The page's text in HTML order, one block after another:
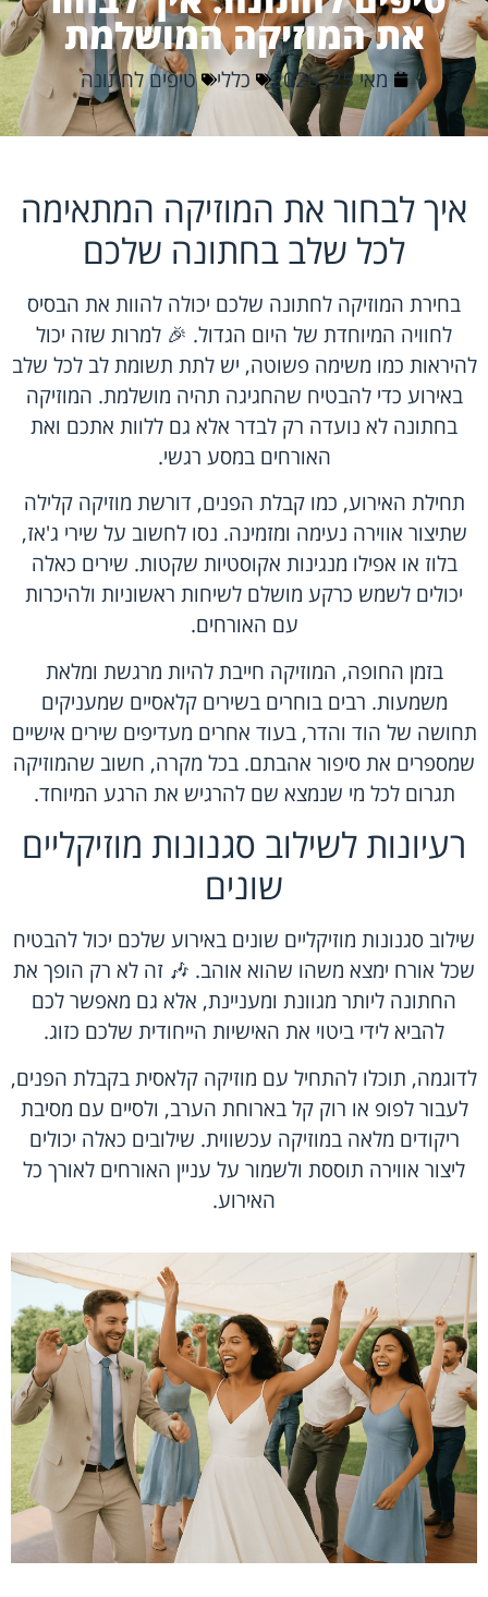
את המוזיקה המושלמת
מאי 25, 2026 כללי טיפים לחתונה
איך לבחור את המוזיקה המתאימה
לכל שלב בחתונה שלכם
בחירת המוזיקה לחתונה שלכם יכולה להוות את הבסיס
לחוויה המיוחדת של היום הגדול. 🎉 למרות שזה יכול
להיראות כמו משימה פשוטה, יש לתת תשומת לב לכל שלב
באירוע כדי להבטיח שהחגיגה תהיה מושלמת. המוזיקה
בחתונה לא נועדה רק לבדר אלא גם ללוות אתכם ואת
האורחים במסע רגשי.
תחילת האירוע, כמו קבלת הפנים, דורשת מוזיקה קלילה
שתיצור אווירה נעימה ומזמינה. נסו לחשוב על שירי ג'אז,
בלוז או אפילו מנגינות אקוסטיות שקטות. שירים כאלה
יכולים לשמש כרקע מושלם לשיחות ראשוניות ולהיכרות
עם האורחים.
בזמן החופה, המוזיקה חייבת להיות מרגשת ומלאת
משמעות. רבים בוחרים בשירים קלאסיים שמעניקים
תחושה של הוד והדר, בעוד אחרים מעדיפים שירים אישיים
שמספרים את סיפור אהבתם. בכל מקרה, חשוב שהמוזיקה
תגרום לכל מי שנמצא שם להרגיש את הרגע המיוחד.
רעיונות לשילוב סגנונות מוזיקליים
שונים
שילוב סגנונות מוזיקליים שונים באירוע שלכם יכול להבטיח
שכל אורח ימצא משהו שהוא אוהב. 🎶 זה לא רק הופך את
החתונה ליותר מגוונת ומעניינת, אלא גם מאפשר לכם
להביא לידי ביטוי את האישיות הייחודית שלכם כזוג.
לדוגמה, תוכלו להתחיל עם מוזיקה קלאסית בקבלת הפנים,
לעבור לפופ או רוק קל בארוחת הערב, ולסיים עם מסיבת
ריקודים מלאה במוזיקה עכשווית. שילובים כאלה יכולים
ליצור אווירה תוססת ולשמור על עניין האורחים לאורך כל
האירוע.